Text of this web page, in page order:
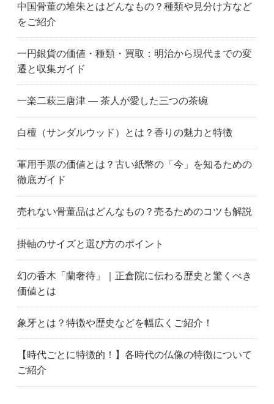
中国骨董の堆朱とはどんなもの？種類や見分け方など
をご紹介
一円銀貨の価値・種類・買取：明治から現代までの変
遷と収集ガイド
一楽二萩三唐津 ― 茶人が愛した三つの茶碗
白檀（サンダルウッド）とは？香りの魅力と特徴
軍用手票の価値とは？古い紙幣の「今」を知るための
徹底ガイド
売れない骨董品はどんなもの？売るためのコツも解説
掛軸のサイズと選び方のポイント
幻の香木「蘭奢待」｜正倉院に伝わる歴史と驚くべき
価値とは
象牙とは？特徴や歴史などを幅広くご紹介！
【時代ごとに特徴的！】各時代の仏像の特徴について
ご紹介